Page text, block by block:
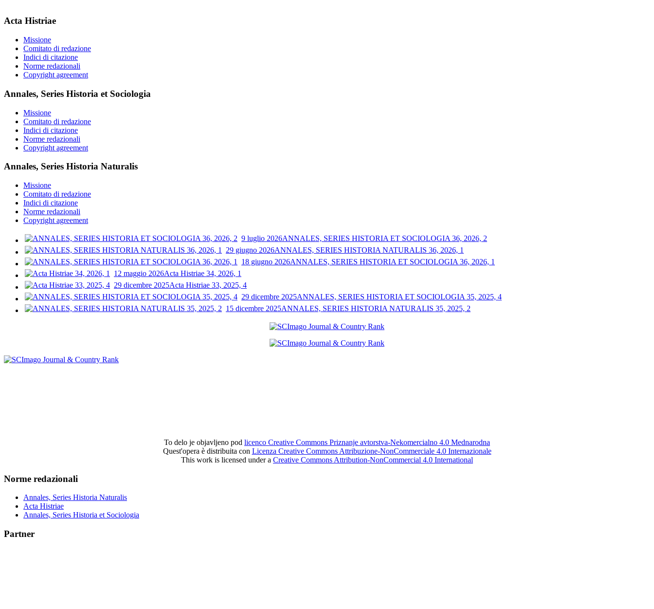
Acta Histriae
Missione
Comitato di redazione
Indici di citazione
Norme redazionali
Copyright agreement
Annales, Series Historia et Sociologia
Missione
Comitato di redazione
Indici di citazione
Norme redazionali
Copyright agreement
Annales, Series Historia Naturalis
Missione
Comitato di redazione
Indici di citazione
Norme redazionali
Copyright agreement
9 luglio 2026ANNALES, SERIES HISTORIA ET SOCIOLOGIA 36, 2026, 2
29 giugno 2026ANNALES, SERIES HISTORIA NATURALIS 36, 2026, 1
18 giugno 2026ANNALES, SERIES HISTORIA ET SOCIOLOGIA 36, 2026, 1
12 maggio 2026Acta Histriae 34, 2026, 1
29 dicembre 2025Acta Histriae 33, 2025, 4
29 dicembre 2025ANNALES, SERIES HISTORIA ET SOCIOLOGIA 35, 2025, 4
15 dicembre 2025ANNALES, SERIES HISTORIA NATURALIS 35, 2025, 2
To delo je objavljeno pod licenco Creative Commons Priznanje avtorstva-Nekomercialno 4.0 Mednarodna
Quest'opera è distribuita con Licenza Creative Commons Attribuzione-NonCommerciale 4.0 Internazionale
This work is licensed under a Creative Commons Attribution-NonCommercial 4.0 International
Norme redazionali
Annales, Series Historia Naturalis
Acta Histriae
Annales, Series Historia et Sociologia
Partner